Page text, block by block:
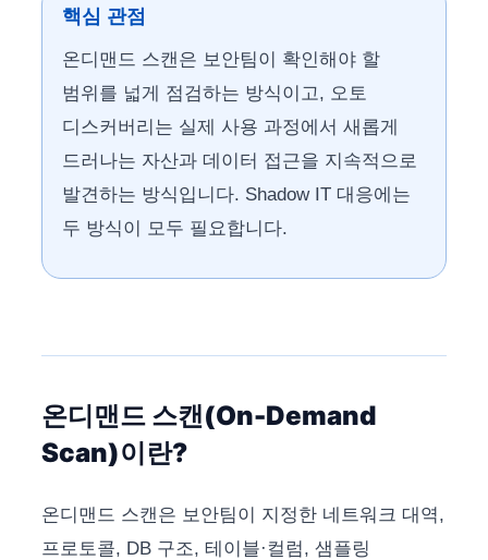
핵심 관점
온디맨드 스캔은 보안팀이 확인해야 할
범위를 넓게 점검하는 방식이고, 오토
디스커버리는 실제 사용 과정에서 새롭게
드러나는 자산과 데이터 접근을 지속적으로
발견하는 방식입니다. Shadow IT 대응에는
두 방식이 모두 필요합니다.
온디맨드 스캔(On-Demand
Scan)이란?
온디맨드 스캔은 보안팀이 지정한 네트워크 대역,
프로토콜, DB 구조, 테이블·컬럼, 샘플링